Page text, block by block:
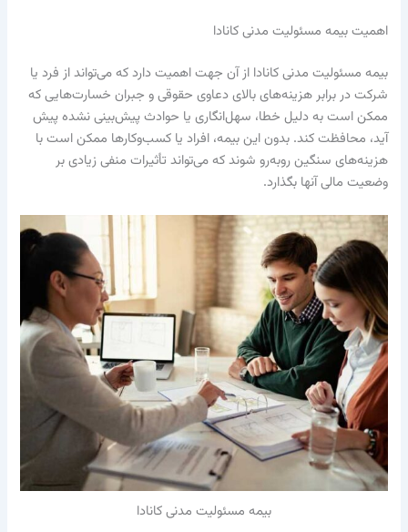
اهمیت بیمه مسئولیت مدنی کانادا
بیمه مسئولیت مدنی کانادا از آن جهت اهمیت دارد که می‌تواند از فرد یا
شرکت در برابر هزینه‌های بالای دعاوی حقوقی و جبران خسارت‌هایی که
ممکن است به دلیل خطا، سهل‌انگاری یا حوادث پیش‌بینی نشده پیش
آید، محافظت کند. بدون این بیمه، افراد یا کسب‌وکارها ممکن است با
هزینه‌های سنگین روبه‌رو شوند که می‌تواند تأثیرات منفی زیادی بر
وضعیت مالی آنها بگذارد.
بیمه مسئولیت مدنی کانادا